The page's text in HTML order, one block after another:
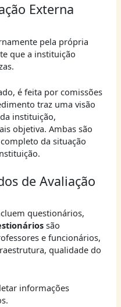
Externa
pela própria
que a instituição
é feita por comissões
traz uma visão
instituição,
objetiva. Ambas são
da situação
de Avaliação
questionários,
são
e funcionários,
qualidade do
informações